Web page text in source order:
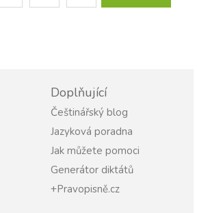
Doplňující
Češtinářský blog
Jazyková poradna
Jak můžete pomoci
Generátor diktátů
+Pravopisně.cz